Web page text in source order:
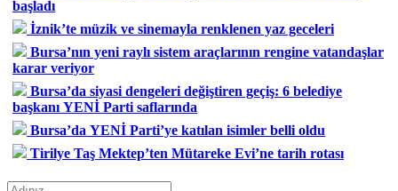
başladı
İznik’te müzik ve sinemayla renklenen yaz geceleri
Bursa’nın yeni raylı sistem araçlarının rengine vatandaşlar
karar veriyor
Bursa’da siyasi dengeleri değiştiren geçiş: 6 belediye
başkanı YENİ Parti saflarında
Bursa’da YENİ Parti’ye katılan isimler belli oldu
Tirilye Taş Mektep’ten Mütareke Evi’ne tarih rotası